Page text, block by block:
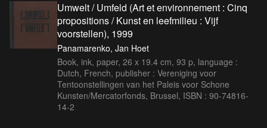
Umwelt / Umfeld (Art et environnement : Cinq
propositions / Kunst en leefmilieu : Vijf
voorstellen), 1999
Panamarenko, Jan Hoet
Book, ink, paper, 26 x 19.4 cm, 93 p, language :
Dutch, French, publisher : Vereniging voor
Tentoonstellingen van het Paleis voor Schone
Kunsten/Mercatorfonds, Brussel, ISBN : 90-74816-
14-2